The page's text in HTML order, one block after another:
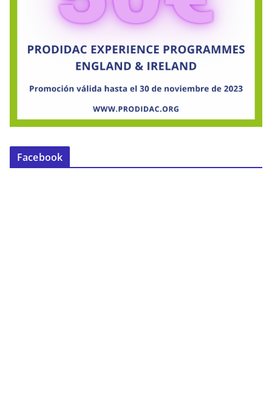
Facebook